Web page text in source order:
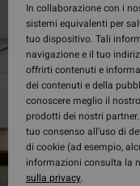
In collaborazione con i
sistemi equivalenti per
tuo dispositivo. Tali
navigazione e il tuo
offrirti contenuti e
dei contenuti e della
conoscere meglio il
prodotti dei nostri
tuo consenso all’uso di
di cookie (ad esempio,
informazioni consulta la
sulla privacy.